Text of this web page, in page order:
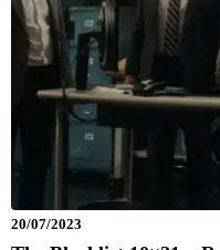
20/07/2023